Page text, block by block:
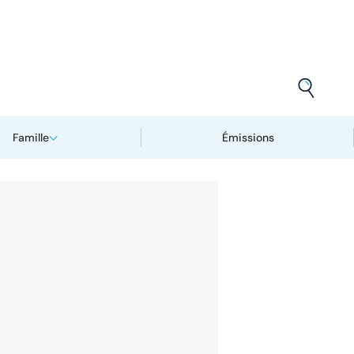
Famille Émissions